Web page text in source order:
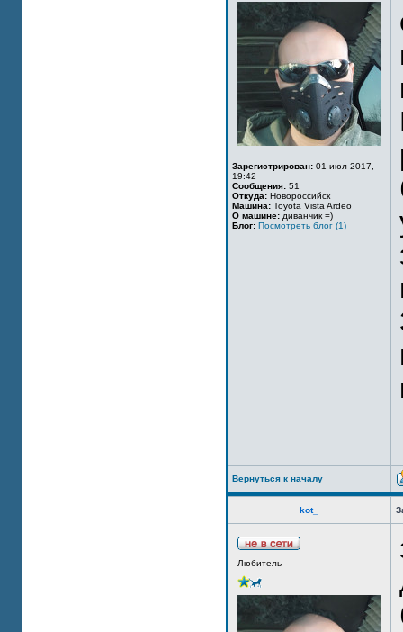
Зарегистрирован: 01 июл 2017,
19:42
Сообщения: 51
Откуда: Новороссийск
Машина: Toyota Vista Ardeo
О машине: диванчик =)
Блог: Посмотреть блог (1)
Вернуться к началу
kot_
Любитель